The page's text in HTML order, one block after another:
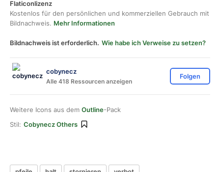
Flaticonlizenz
Kostenlos für den persönlichen und kommerziellen Gebrauch mit
Bildnachweis. Mehr Informationen
Bildnachweis ist erforderlich. Wie habe ich Verweise zu setzen?
cobynecz
Alle 418 Ressourcen anzeigen
Folgen
Weitere Icons aus dem Outline-Pack
Stil: Cobynecz Others